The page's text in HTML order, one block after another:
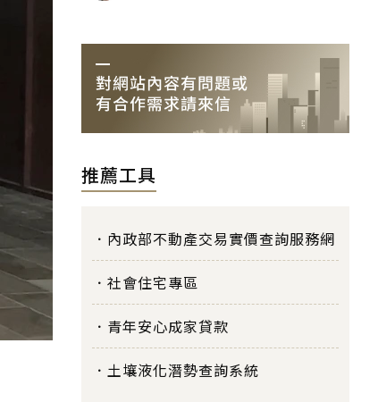
推薦工具
內政部不動產交易實價查詢服務網
社會住宅專區
青年安心成家貸款
土壤液化潛勢查詢系統